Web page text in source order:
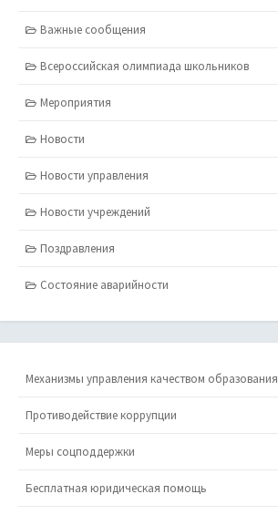
Важные сообщения
Всероссийская олимпиада школьников
Мероприятия
Новости
Новости управления
Новости учреждений
Поздравления
Состояние аварийности
Механизмы управления качеством образования
Противодействие коррупции
Меры соцподдержки
Бесплатная юридическая помощь